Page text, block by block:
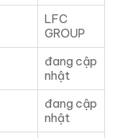
LFC
GROUP
đang cập
nhật
đang cập
nhật